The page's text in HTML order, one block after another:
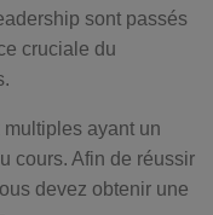
sont passés
cruciale du
multiples ayant un
cours. Afin de réussir
devez obtenir une